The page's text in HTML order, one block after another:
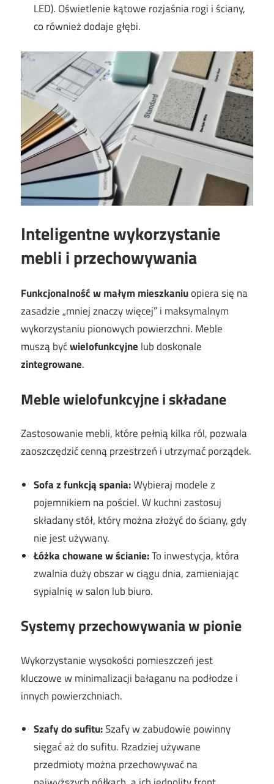
LED). Oświetlenie kątowe rozjaśnia rogi i ściany,
co również dodaje głębi.
Inteligentne wykorzystanie
mebli i przechowywania
Funkcjonalność w małym mieszkaniuopiera się na
zasadzie „mniej znaczy więcej” i maksymalnym
wykorzystaniu pionowych powierzchni. Meble
muszą byćwielofunkcyjne lub doskonale
zintegrowane.
Meble wielofunkcyjne i składane
Zastosowanie mebli, które pełnią kilka ról, pozwala
zaoszczędzić cenną przestrzeń i utrzymać porządek.
Sofa z funkcją spania:Wybieraj modele z
pojemnikiem na pościel. W kuchni zastosuj
składany stół, który można złożyć do ściany, gdy
nie jest używany.
Łóżka chowane w ścianie:To inwestycja, która
zwalnia duży obszar w ciągu dnia, zamieniając
sypialnię w salon lub biuro.
Systemy przechowywania w pionie
Wykorzystanie wysokości pomieszczeń jest
kluczowe w minimalizacji bałaganu na podłodze i
innych powierzchniach.
Szafy do sufitu:Szafy w zabudowie powinny
sięgać aż do sufitu. Rzadziej używane
przedmioty można przechowywać na